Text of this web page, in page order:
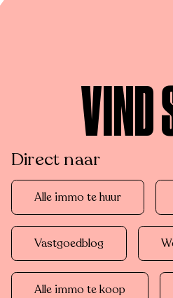
VIND
Direct naar
Alle immo te huur
Vastgoedblog
Alle immo te koop